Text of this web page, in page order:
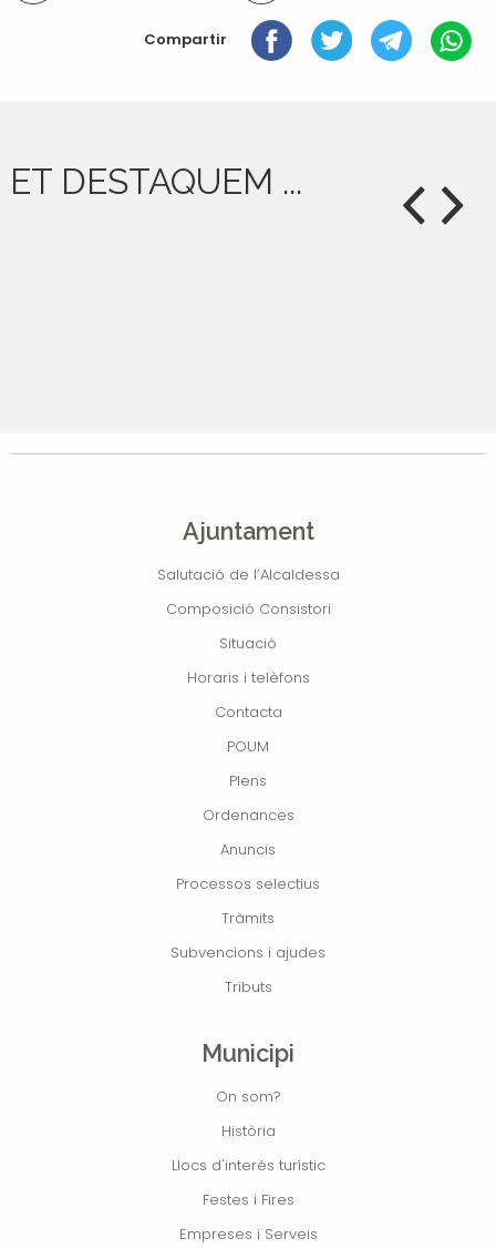
Compartir
ET DESTAQUEM ...
Ajuntament
Salutació de l’Alcaldessa
Composició Consistori
Situació
Horaris i telèfons
Contacta
POUM
Plens
Ordenances
Anuncis
Processos selectius
Tràmits
Subvencions i ajudes
Tributs
Municipi
On som?
Història
Llocs d'interés turístic
Festes i Fires
Empreses i Serveis